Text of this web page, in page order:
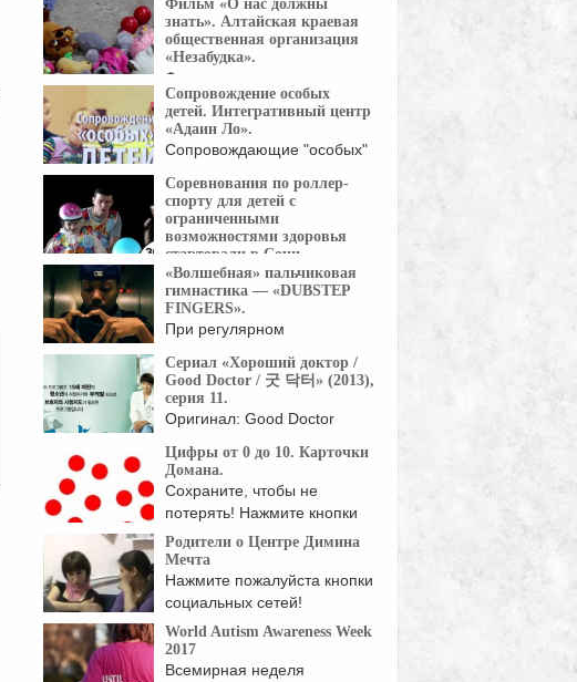
распространения
информации ...
Фильм «О нас должны
знать». Алтайская краевая
общественная организация
«Незабудка».
Фильм рассказывает о
деятельности Алтайской
краевой общественной ...
Сопровождение особых
детей. Интегративный центр
«Адаин Ло».
Сопровождающие "особых"
частью ...
Соревнования по роллер-
спорту для детей с
ограниченными
возможностями здоровья
стартовали в Сочи.
"Старты Мечты" - теперь
реальность. Первые в ...
«Волшебная» пальчиковая
гимнастика — «DUBSTEP
FINGERS».
При регулярном
гимнастики формируется
мелкая ...
Сериал «Хороший доктор /
Good Doctor / 굿 닥터» (2013),
серия 11.
Оригинал: Good Doctor
Страна: Корея Южная Год:
Цифры от 0 до 10. Карточки
Домана.
Сохраните, чтобы не
потерять! Нажмите кнопки
социальных ...
Родители о Центре Димина
Мечта
Нажмите пожалуйста кнопки
социальных сетей!
World Autism Awareness Week
2017
Всемирная неделя